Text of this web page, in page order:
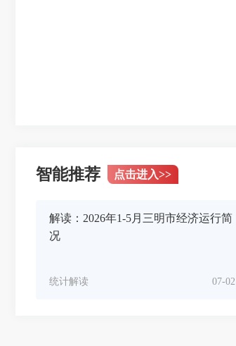
智能推荐 点击进入>>
解读：2026年1-5月三明市经济运行简
况
07-02
统计解读